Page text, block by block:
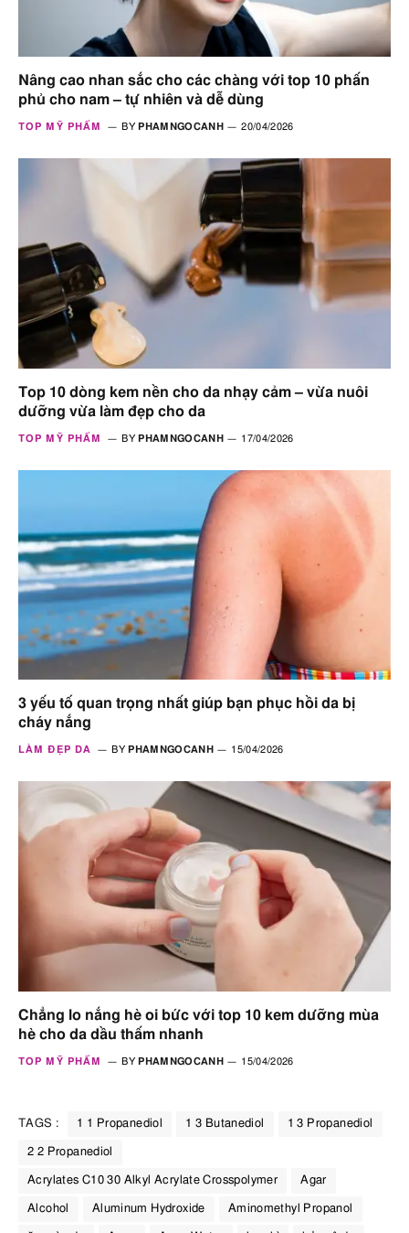
Nâng cao nhan sắc cho các chàng với top 10 phấn
phủ cho nam – tự nhiên và dễ dùng
TOP MỸ PHẨM BY PHAMNGOCANH 20/04/2026
Top 10 dòng kem nền cho da nhạy cảm – vừa nuôi
dưỡng vừa làm đẹp cho da
TOP MỸ PHẨM BY PHAMNGOCANH 17/04/2026
3 yếu tố quan trọng nhất giúp bạn phục hồi da bị
cháy nắng
LÀM ĐẸP DA BY PHAMNGOCANH 15/04/2026
Chẳng lo nắng hè oi bức với top 10 kem dưỡng mùa
hè cho da dầu thấm nhanh
TOP MỸ PHẨM BY PHAMNGOCANH 15/04/2026
TAGS : 1 1 Propanediol 1 3 Butanediol 1 3 Propanediol
2 2 Propanediol
Acrylates C10 30 Alkyl Acrylate Crosspolymer Agar
Alcohol Aluminum Hydroxide Aminomethyl Propanol